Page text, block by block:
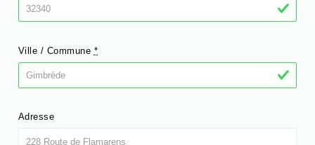
Ville / Commune *
Adresse